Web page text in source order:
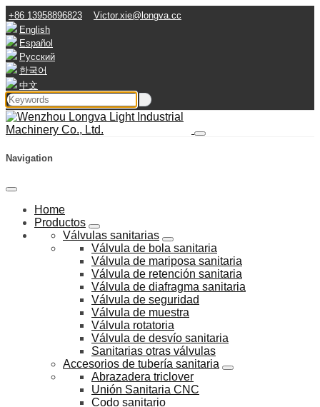
+86 13958896823
Victor.xie@longva.cc
English
Español
Русский
한국어
中文
Navigation
Home
Productos
Válvulas sanitarias
Válvula de bola sanitaria
Válvula de mariposa sanitaria
Válvula de retención sanitaria
Válvula de diafragma sanitaria
Válvula de seguridad
Válvula de muestra
Válvula rotatoria
Válvula de desvío sanitaria
Sanitarias otras válvulas
Accesorios de tubería sanitaria
Abrazadera triclover
Unión Sanitaria CNC
Codo sanitario